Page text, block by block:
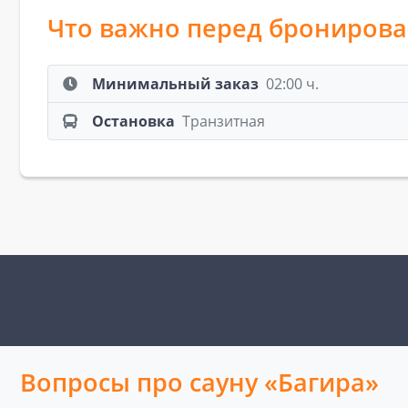
Что важно перед
Минимальный заказ 02:00 ч.
Остановка Транзитная
Вопросы про сауну «Багира»